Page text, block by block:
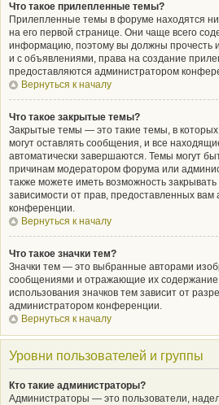
Что такое прилепленные темы?
Прилепленные темы в форуме находятся
на его первой странице. Они чаще всего
информацию, поэтому вы должны прочесть
и с объявлениями, права на создание
предоставляются администратором
Вернуться к началу
Что такое закрытые темы?
Закрытые темы — это такие темы, в
могут оставлять сообщения, и все
автоматически завершаются. Темы могут
причинам модератором форума или
также можете иметь возможность
зависимости от прав, предоставленных
конференции.
Вернуться к началу
Что такое значки тем?
Значки тем — это выбранные авторами
сообщениями и отражающие их
использования значков тем зависит от
администратором конференции.
Вернуться к началу
Уровни пользователей и группы
Кто такие администраторы?
Администраторы — это пользователи,